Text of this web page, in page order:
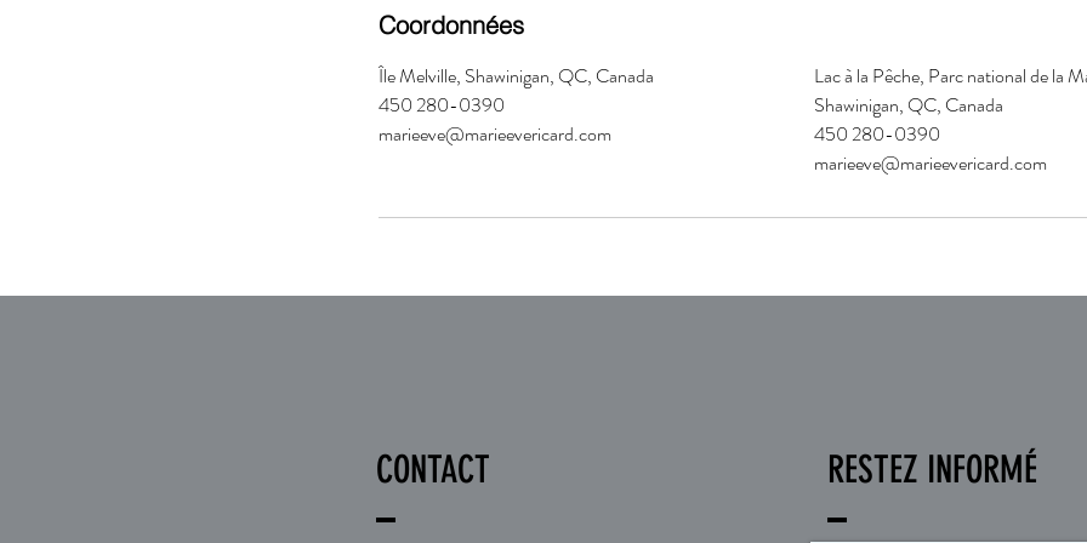
Coordonnées
Île Melville, Shawinigan, QC, Canada
450 280-0390
marieeve@marieevericard.com
Lac à la Pêche, Parc national de la
Shawinigan, QC, Canada
450 280-0390
marieeve@marieevericard.com
CONTACT RESTEZ INFORMÉ